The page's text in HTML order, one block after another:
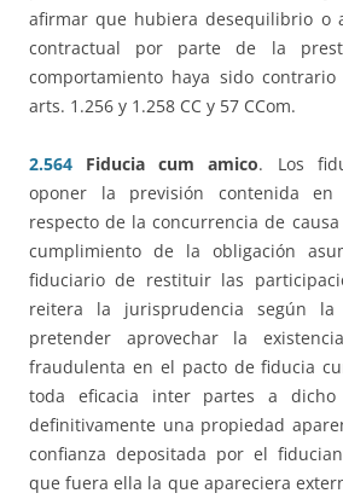
afirmar que hubiera desequilibrio o
contractual por parte de la
comportamiento haya sido
arts. 1.256 y 1.258 CC y 57 CCom.
2.564 Fiducia cum amico. Los
oponer la previsión contenida en
respecto de la concurrencia de
cumplimiento de la obligación
fiduciario de restituir las
reitera la jurisprudencia según
pretender aprovechar la
fraudulenta en el pacto de fiducia
toda eficacia inter partes a dicho
definitivamente una propiedad
confianza depositada por el
que fuera ella la que apareciera